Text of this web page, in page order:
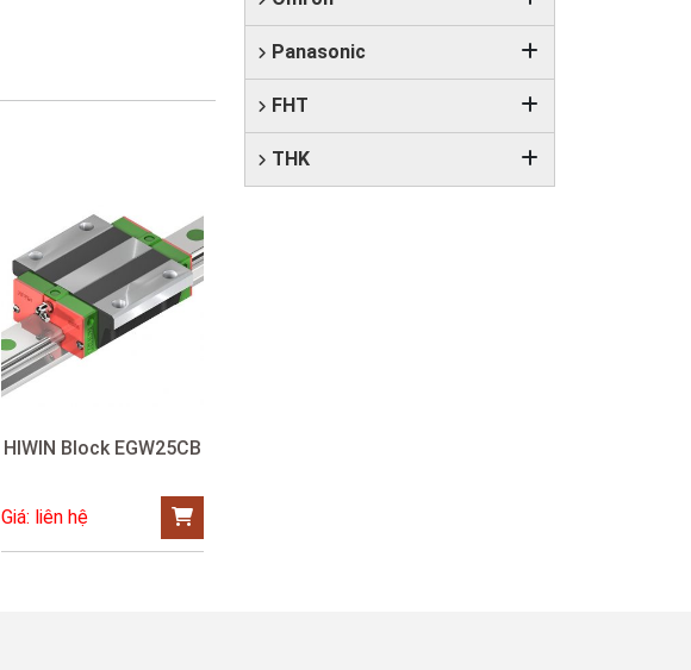
HIWIN Block EGW25CB
Giá: liên hệ
Panasonic
FHT
THK